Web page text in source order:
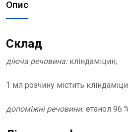
Опис
Склад
діюча речовина:кліндаміцин;
1 мл розчину містить
допоміжні речовини:етанол 96